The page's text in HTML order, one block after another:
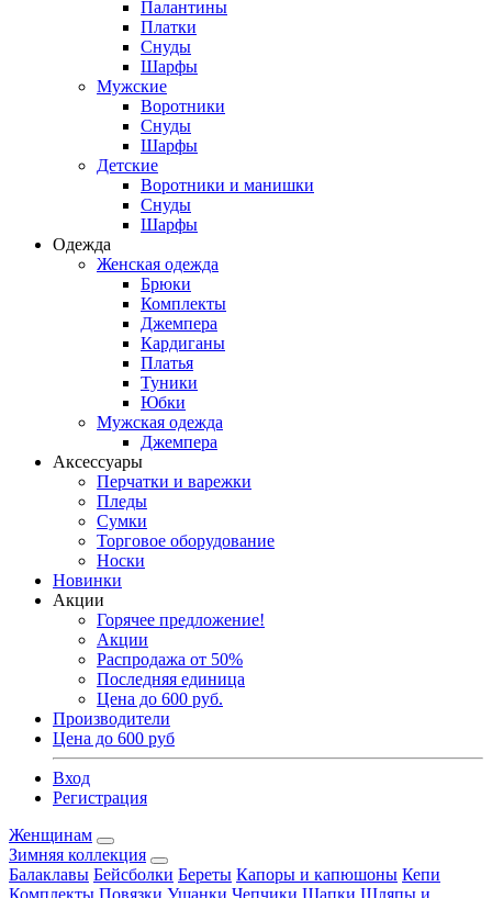
Палантины
Платки
Снуды
Шарфы
Мужские
Воротники
Снуды
Шарфы
Детские
Воротники и манишки
Снуды
Шарфы
Одежда
Женская одежда
Брюки
Комплекты
Джемпера
Кардиганы
Платья
Туники
Юбки
Мужская одежда
Джемпера
Аксессуары
Перчатки и варежки
Пледы
Сумки
Торговое оборудование
Носки
Новинки
Акции
Горячее предложение!
Акции
Распродажа от 50%
Последняя единица
Цена до 600 руб.
Производители
Цена до 600 руб
Вход
Регистрация
Женщинам
Зимняя коллекция
Балаклавы Бейсболки Береты Капоры и капюшоны Кепи
Комплекты Повязки Ушанки Чепчики Шапки Шляпы и